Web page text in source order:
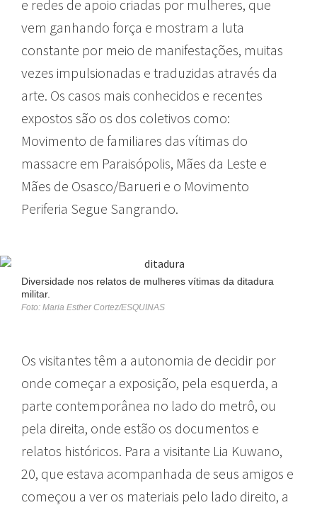
e redes de apoio criadas por mulheres, que
vem ganhando força e mostram a luta
constante por meio de manifestações, muitas
vezes impulsionadas e traduzidas através da
arte. Os casos mais conhecidos e recentes
expostos são os dos coletivos como:
Movimento de familiares das vítimas do
massacre em Paraisópolis, Mães da Leste e
Mães de Osasco/Barueri e o Movimento
Periferia Segue Sangrando.
Diversidade nos relatos de mulheres vítimas da ditadura
militar.
Foto: Maria Esther Cortez/ESQUINAS
Os visitantes têm a autonomia de decidir por
onde começar a exposição, pela esquerda, a
parte contemporânea no lado do metrô, ou
pela direita, onde estão os documentos e
relatos históricos. Para a visitante Lia Kuwano,
20, que estava acompanhada de seus amigos e
começou a ver os materiais pelo lado direito, a